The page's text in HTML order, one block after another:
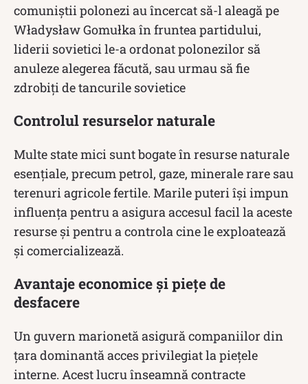
comuniștii polonezi au încercat să-l aleagă pe
Władysław Gomułka în fruntea partidului,
liderii sovietici le-a ordonat polonezilor să
anuleze alegerea făcută, sau urmau să fie
zdrobiți de tancurile sovietice
Controlul resurselor naturale
Multe state mici sunt bogate în resurse naturale
esențiale, precum petrol, gaze, minerale rare sau
terenuri agricole fertile. Marile puteri își impun
influența pentru a asigura accesul facil la aceste
resurse și pentru a controla cine le exploatează
și comercializează.
Avantaje economice și piețe de
desfacere
Un guvern marionetă asigură companiilor din
țara dominantă acces privilegiat la piețele
interne. Acest lucru înseamnă contracte